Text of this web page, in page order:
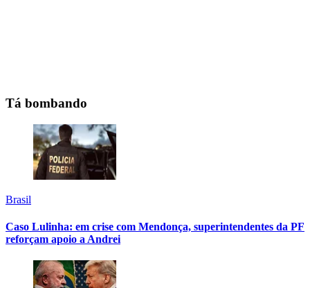
Tá bombando
Brasil
Caso Lulinha: em crise com Mendonça, superintendentes da PF
reforçam apoio a Andrei